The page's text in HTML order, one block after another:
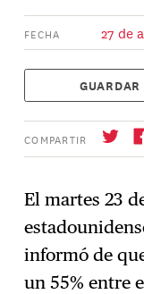
FECHA 27 de
GUARDAR
COMPARTIR
→ Suscríbase
El martes 23
informó de
un 55% entre